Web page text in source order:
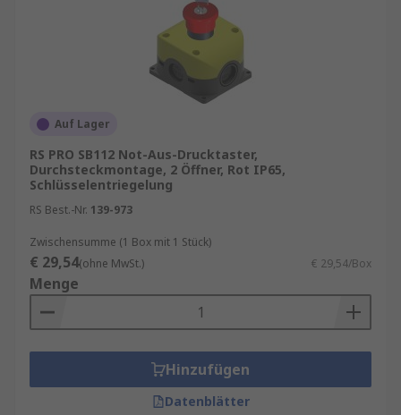
Auf Lager
RS PRO SB112 Not-Aus-Drucktaster,
Durchsteckmontage, 2 Öffner, Rot IP65,
Schlüsselentriegelung
RS Best.-Nr. 139-973
Zwischensumme (1 Box mit 1 Stück)
€ 29,54(ohne MwSt.) € 29,54/Box
Menge
Hinzufügen
Datenblätter